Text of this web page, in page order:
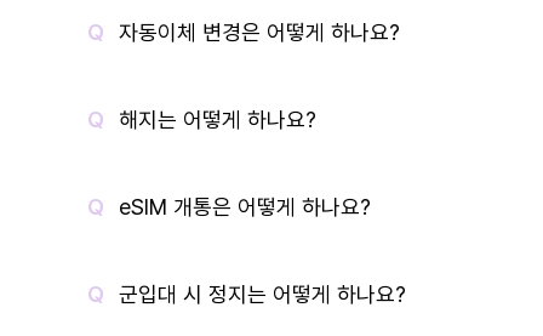
자동이체 변경은 어떻게 하나요?
해지는 어떻게 하나요?
eSIM 개통은 어떻게 하나요?
군입대 시 정지는 어떻게 하나요?